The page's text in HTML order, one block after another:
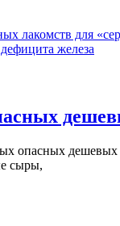
лакомств для
железа
опасных дешевых
сыры,